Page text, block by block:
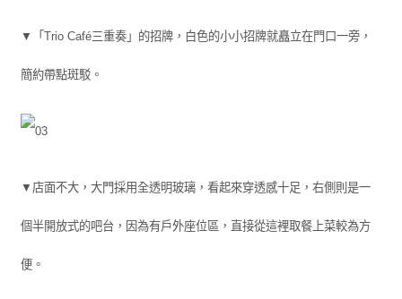
▼「Trio Café三重奏」的招牌，白色的小小招牌就矗立在門口一旁，
簡約帶點斑駁。
▼店面不大，大門採用全透明玻璃，看起來穿透感十足，右側則是一
個半開放式的吧台，因為有戶外座位區，直接從這裡取餐上菜較為方
便。